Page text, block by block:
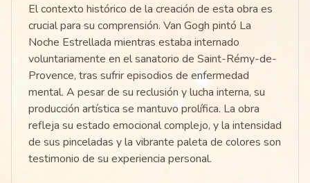
El contexto histórico de la creación de esta obra es
crucial para su comprensión. Van Gogh pintó La
Noche Estrellada mientras estaba internado
voluntariamente en el sanatorio de Saint-Rémy-de-
Provence, tras sufrir episodios de enfermedad
mental. A pesar de su reclusión y lucha interna, su
producción artística se mantuvo prolífica. La obra
refleja su estado emocional complejo, y la intensidad
de sus pinceladas y la vibrante paleta de colores son
testimonio de su experiencia personal.